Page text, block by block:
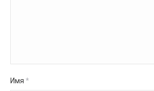
Имя *